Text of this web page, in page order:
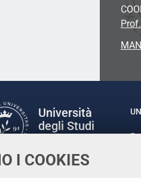
I COOKIES
Università
degli Studi